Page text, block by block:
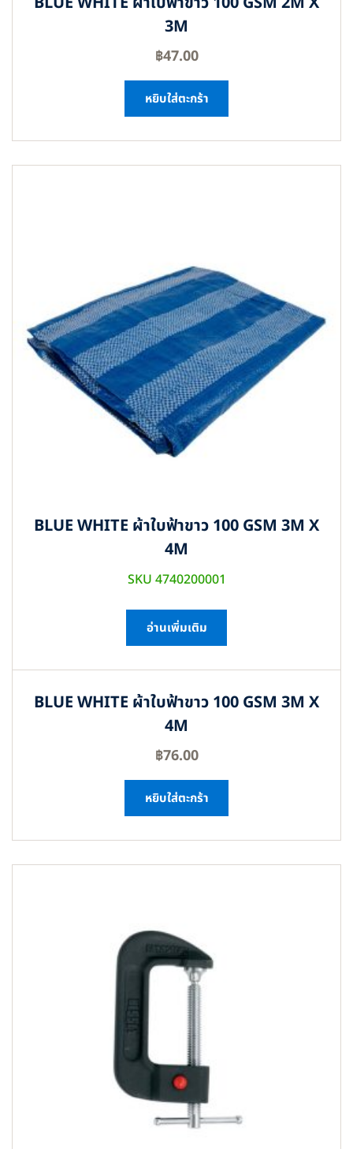
3M
฿47.00
หยิบใส่ตะกร้า
BLUE WHITE ผ้าใบฟ้าขาว 100 GSM 3M X
4M
SKU 4740200001
อ่านเพิ่มเติม
BLUE WHITE ผ้าใบฟ้าขาว 100 GSM 3M X
4M
฿76.00
หยิบใส่ตะกร้า